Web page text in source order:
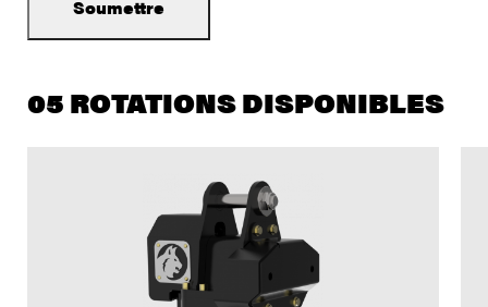
05 ROTATIONS DISPONIBLES